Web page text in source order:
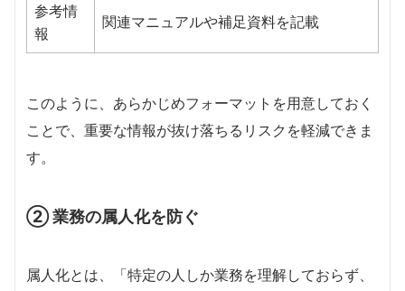
参考情
報
関連マニュアルや補足資料を記載
このように、あらかじめフォーマットを用意しておく
ことで、重要な情報が抜け落ちるリスクを軽減できま
す。
② 業務の属人化を防ぐ
属人化とは、「特定の人しか業務を理解しておらず、